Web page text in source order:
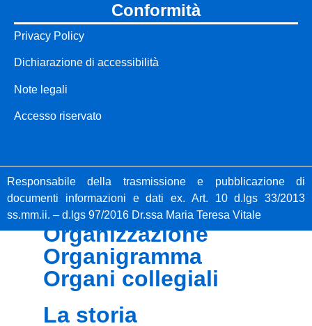
numeri
le carte della
scuola
regolamenti
iscrizioni classi
prime
organizzazione
organigramma
organi collegiali
la storia
conformità
Privacy Policy
Dichiarazione di accessibilità
Note legali
Accesso riservato
Responsabile della trasmissione e pubblicazione di
documenti informazioni e dati ex. Art. 10 d.lgs 33/2013
ss.mm.ii. – d.lgs 97/2016 Dr.ssa Maria Teresa Vitale